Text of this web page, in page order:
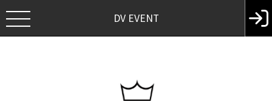
DV EVENT